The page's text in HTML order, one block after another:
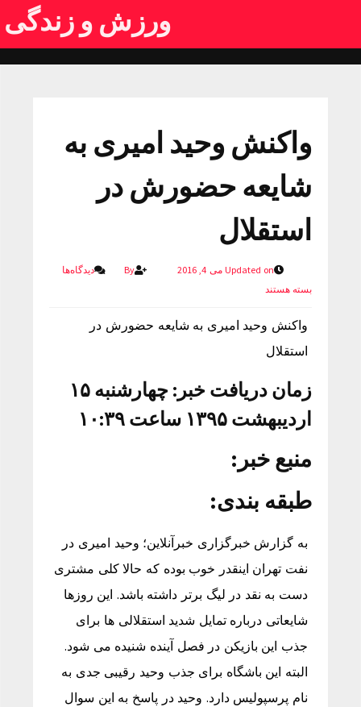
ورزش و زندگی
واکنش وحید امیری به
شایعه حضورش در
استقلال
Updated on می 4, 2016 By
دیدگاه‌ها
بسته هستند
واکنش وحید امیری به شایعه حضورش در
استقلال
زمان دریافت خبر: چهارشنبه ۱۵
اردیبهشت ۱۳۹۵ ساعت ۱۰:۳۹
منبع خبر:
طبقه بندی:
به گزارش خبرگزاری خبرآنلاین؛ وحید امیری در
نفت تهران اینقدر خوب بوده که حالا کلی مشتری
دست به نقد در لیگ برتر داشته باشد. این روزها
شایعاتی درباره تمایل شدید استقلالی ها برای
جذب این بازیکن در فصل آینده شنیده می شود.
البته این باشگاه برای جذب وحید رقیبی جدی به
نام پرسپولیس دارد. وحید در پاسخ به این سوال